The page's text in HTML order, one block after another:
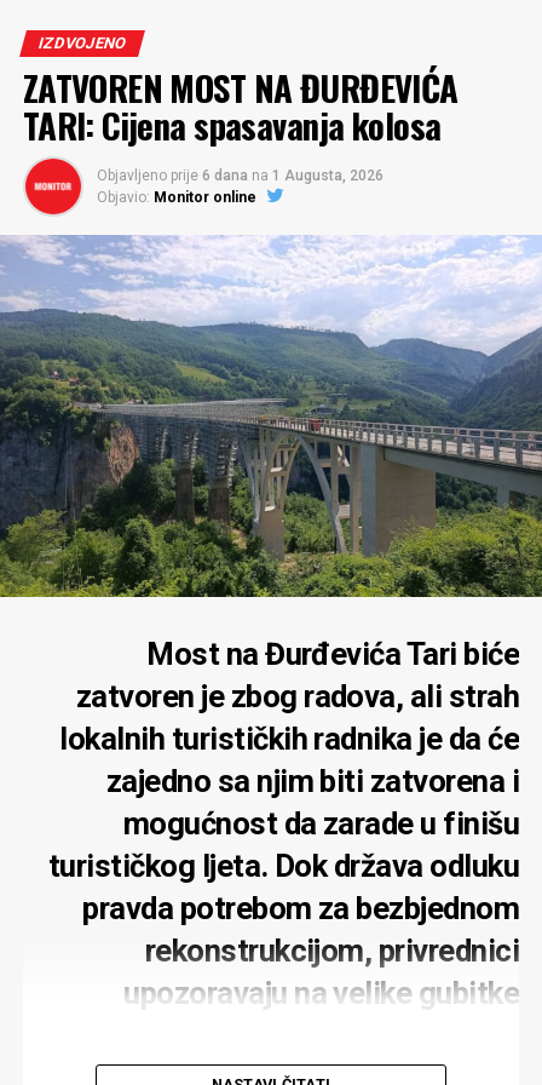
IZDVOJENO
ZATVOREN MOST NA ĐURĐEVIĆA
TARI: Cijena spasavanja kolosa
Objavljeno prije 6 dana na 1 Augusta, 2026
Objavio: Monitor online
Most na Đurđevića Tari biće
zatvoren je zbog radova, ali strah
lokalnih turističkih radnika je da će
zajedno sa njim biti zatvorena i
mogućnost da zarade u finišu
turističkog ljeta. Dok država odluku
pravda potrebom za bezbjednom
rekonstrukcijom, privrednici
upozoravaju na velike gubitke